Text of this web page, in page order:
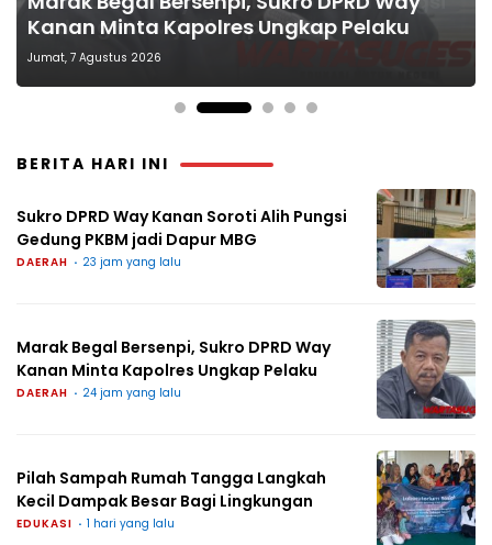
Gedung PKBM jadi Dapur MBG
Kanan Minta Kapolres Ungkap Pelaku
Jumat, 7 Agustus 2026
Kecil Dampak Besar Bagi Lingkungan
dan Green Policing
Barat
BERITA HARI INI
Sukro DPRD Way Kanan Soroti Alih Pungsi
Gedung PKBM jadi Dapur MBG
DAERAH 23 jam yang lalu
Marak Begal Bersenpi, Sukro DPRD Way
Kanan Minta Kapolres Ungkap Pelaku
DAERAH 24 jam yang lalu
Pilah Sampah Rumah Tangga Langkah
Kecil Dampak Besar Bagi Lingkungan
EDUKASI 1 hari yang lalu